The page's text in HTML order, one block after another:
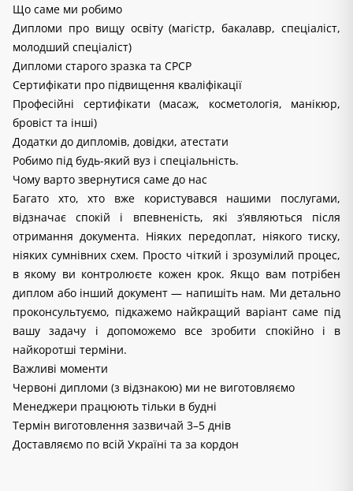
Що саме ми робимо
Дипломи про вищу освіту (магiстр, бакалавр, спеціаліст,
молодший спеціаліст)
Дипломи старого зразка та СРСР
Сертифікати про підвищення кваліфікації
Професійні сертифікати (масаж, косметологія, манікюр,
бровіст та інші)
Додатки до дипломів, довідки, атестати
Робимо під будь-який вуз і спеціальність.
Чому варто звернутися саме до нас
Багато хто, хто вже користувався нашими послугами,
відзначає спокій і впевненість, які з’являються після
отримання документа. Ніяких передоплат, ніякого тиску,
ніяких сумнівних схем. Просто чіткий і зрозумілий процес,
в якому ви контролюєте кожен крок. Якщо вам потрібен
диплом або інший документ — напишіть нам. Ми детально
проконсультуємо, підкажемо найкращий варіант саме під
вашу задачу і допоможемо все зробити спокійно і в
найкоротші терміни.
Важливі моменти
Червоні дипломи (з відзнакою) ми не виготовляємо
Менеджери працюють тільки в будні
Термін виготовлення зазвичай 3–5 днів
Доставляємо по всій Україні та за кордон